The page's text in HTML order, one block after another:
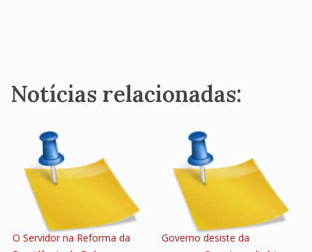
Notícias relacionadas:
O Servidor na Reforma da
Governo desiste da